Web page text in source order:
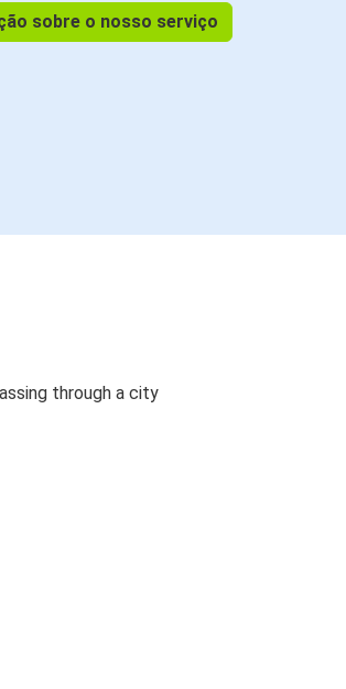
sobre o nosso serviço